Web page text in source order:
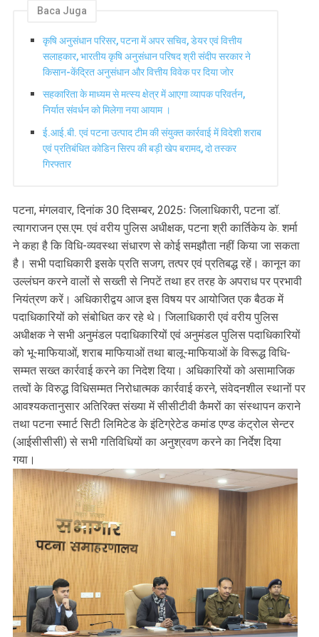
Baca Juga
कृषि अनुसंधान परिसर, पटना में अपर सचिव, डेयर एवं वित्तीय
सलाहकार, भारतीय कृषि अनुसंधान परिषद श्री संदीप सरकार ने
किसान-केंद्रित अनुसंधान और वित्तीय विवेक पर दिया जोर
सहकारिता के माध्यम से मत्स्य क्षेत्र में आएगा व्यापक परिवर्तन,
निर्यात संवर्धन को मिलेगा नया आयाम ।
ई.आई.बी. एवं पटना उत्पाद टीम की संयुक्त कार्रवाई में विदेशी शराब
एवं प्रतिबंधित कोडिन सिरप की बड़ी खेप बरामद, दो तस्कर
गिरफ्तार
पटना, मंगलवार, दिनांक 30 दिसम्बर, 2025ः जिलाधिकारी, पटना डॉ.
त्यागराजन एस.एम. एवं वरीय पुलिस अधीक्षक, पटना श्री कार्तिकेय के. शर्मा
ने कहा है कि विधि-व्यवस्था संधारण से कोई समझौता नहीं किया जा सकता
है। सभी पदाधिकारी इसके प्रति सजग, तत्पर एवं प्रतिबद्ध रहें। कानून का
उल्लंघन करने वालों से सख्ती से निपटें तथा हर तरह के अपराध पर प्रभावी
नियंत्रण करें। अधिकारीद्वय आज इस विषय पर आयोजित एक बैठक में
पदाधिकारियों को संबोधित कर रहे थे। जिलाधिकारी एवं वरीय पुलिस
अधीक्षक ने सभी अनुमंडल पदाधिकारियों एवं अनुमंडल पुलिस पदाधिकारियों
को भू-माफियाओं, शराब माफियाओं तथा बालू-माफियाओं के विरूद्ध विधि-
सम्मत सख्त कार्रवाई करने का निदेश दिया। अधिकारियों को असामाजिक
तत्वों के विरुद्ध विधिसम्मत निरोधात्मक कार्रवाई करने, संवेदनशील स्थानों पर
आवश्यकतानुसार अतिरिक्त संख्या में सीसीटीवी कैमरों का संस्थापन कराने
तथा पटना स्मार्ट सिटी लिमिटेड के इंटिग्रेटेड कमांड एण्ड कंट्रोल सेन्टर
(आईसीसीसी) से सभी गतिविधियों का अनुश्रवण करने का निर्देश दिया
गया।